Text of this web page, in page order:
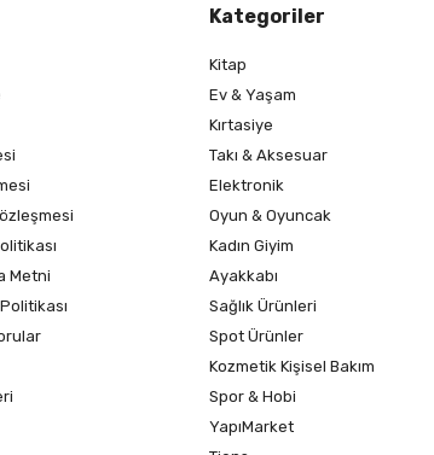
Metni
Kategoriler
Kitap
Ev & Yaşam
Kırtasiye
Takı & Aksesuar
Elektronik
Oyun & Oyuncak
Kadın Giyim
Ayakkabı
Sağlık Ürünleri
Spot Ürünler
Kozmetik Kişisel Bakım
Spor & Hobi
YapıMarket